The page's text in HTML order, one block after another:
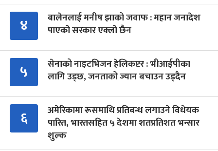
४
बालेनलाई मनीष झाको जवाफ : महान जनादेश
पाएको सरकार एक्लो छैन
५
सेनाको नाइटभिजन हेलिकप्टर : भीआईपीका
लागि उड्छ, जनताको ज्यान बचाउन उड्दैन
६
अमेरिकामा रूसमाथि प्रतिबन्ध लगाउने विधेयक
पारित, भारतसहित ५ देशमा शतप्रतिशत भन्सार
शुल्क